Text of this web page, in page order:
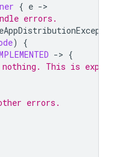
{ e -
errors.
)
{
-> {
nothing. This is
errors.